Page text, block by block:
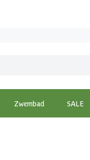
Zwembad SALE